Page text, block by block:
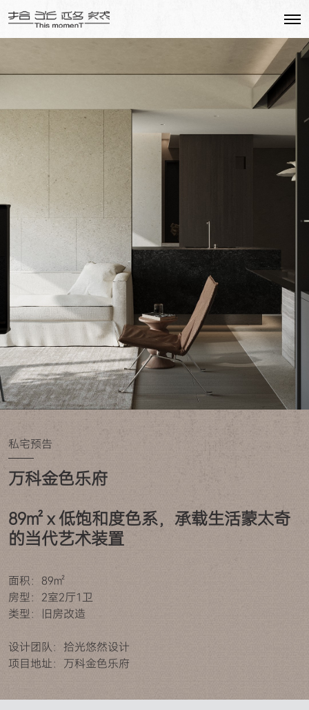
私宅预告
万科金色乐府
89㎡ x 低饱和度色系，承载生活蒙太奇
的当代艺术装置
面积：89㎡
房型：2室2厅1卫
类型：旧房改造
设计团队：拾光悠然设计
项目地址：万科金色乐府